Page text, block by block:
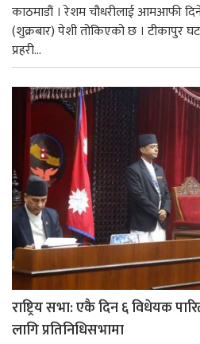
काठमाडौं । रेशम चौधरीलाई आमआफी
(शुक्रबार) पेशी तोकिएको छ । टीकापुर
प्रहरी...
राष्ट्रिय सभा: एकै दिन ६ विधेयक
लागि प्रतिनिधिसभामा